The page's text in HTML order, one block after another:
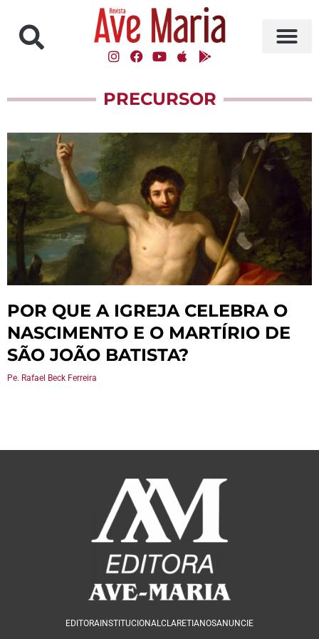
PRECURSOR
POR QUE A IGREJA CELEBRA O
NASCIMENTO E O MARTÍRIO DE
SÃO JOÃO BATISTA?
Pe. Rafael Beck Ferreira
EDITORA INSTITUCIONALCLARETIANOSANUNCIE